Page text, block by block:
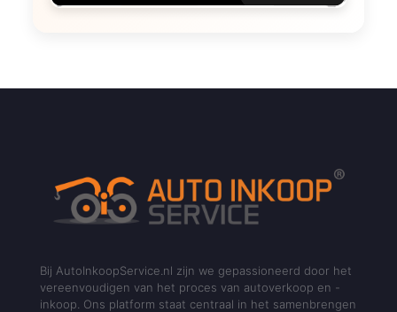
Bij AutoInkoopService.nl zijn we gepassioneerd door het
vereenvoudigen van het proces van autoverkoop en -
inkoop. Ons platform staat centraal in het samenbrengen